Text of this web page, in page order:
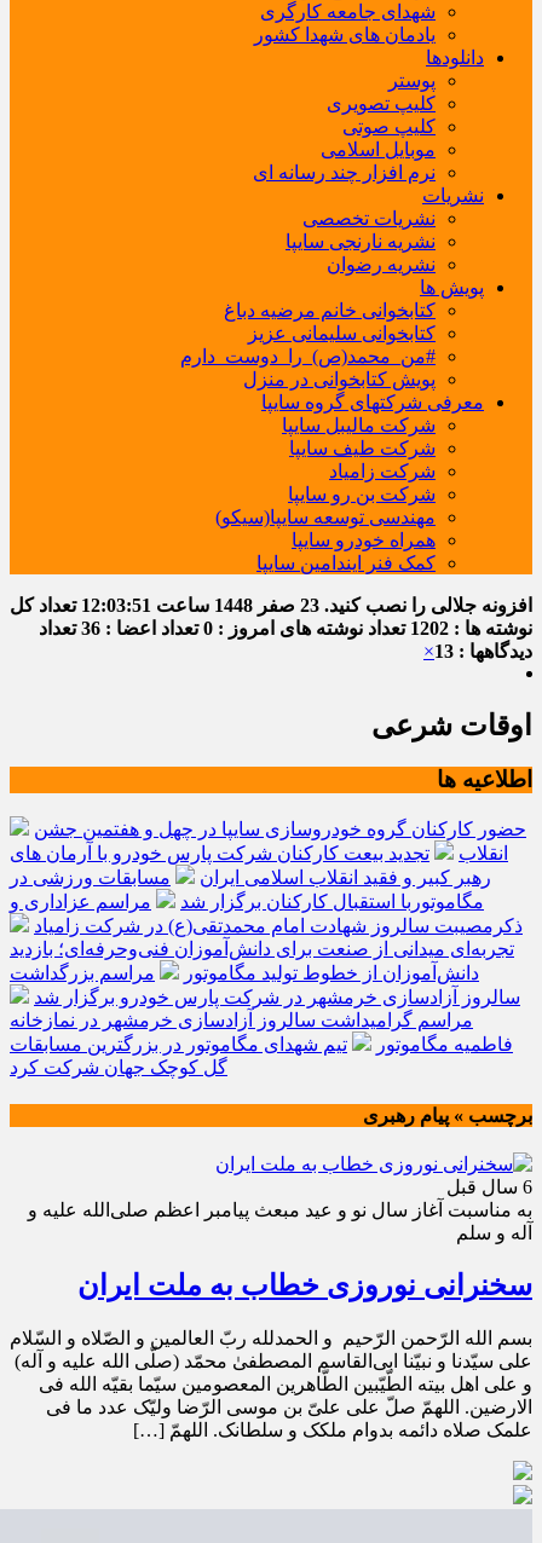
شهدای جامعه کارگری
یادمان های شهدا کشور
دانلودها
پوستر
کلیپ تصویری
کلیپ صوتی
موبایل اسلامی
نرم افزار چند رسانه ای
نشریات
نشریات تخصصی
نشریه نارنجی سایپا
نشریه رضوان
پویش ها
کتابخوانی خانم مرضیه دباغ
کتابخوانی سلیمانی عزیز
#من_محمد(ص)_را_دوست_دارم
پویش کتابخوانی در منزل
معرفی شرکتهای گروه سایپا
شرکت مالیبل سایپا
شرکت طیف سایپا
شرکت زامیاد
شرکت بن رو سایپا
مهندسی توسعه سایپا(سیکو)
همراه خودرو سایپا
کمک فنر ایندامین سایپا
افزونه جلالی را نصب کنید. 23 صفر 1448 ساعت 12:03:51 تعداد کل
نوشته ها : 1202
تعداد نوشته های امروز : 0 تعداد اعضا : 36
تعداد
دیدگاهها : 13
×
اوقات شرعی
اطلاعیه ها
حضور کارکنان گروه خودروسازی سایپا در چهل و هفتمین جشن
انقلاب
تجدید بیعت کارکنان شرکت پارس خودرو با آرمان های
رهبر کبیر و فقید انقلاب اسلامی ایران
مسابقات ورزشی در
مگاموتوربا استقبال کارکنان برگزار شد
مراسم عزاداری و
ذکرمصیبت سالروز شهادت امام محمدتقی(ع) در شرکت زامیاد
تجربه‌ای میدانی از صنعت برای دانش‌آموزان فنی‌وحرفه‌ای؛ بازدید
دانش‌آموزان از خطوط تولید مگاموتور
مراسم بزرگداشت
سالروز آزادسازی خرمشهر در شرکت پارس خودرو برگزار شد
مراسم گرامیداشت سالروز آزادسازی خرمشهر در نمازخانه
فاطمیه مگاموتور
تیم شهدای مگاموتور در بزرگترین مسابقات
گل کوچک جهان شرکت کرد
برچسب » پیام رهبری
6 سال قبل
به مناسبت آغاز سال نو و عید مبعث پیامبر اعظم صلی‌الله علیه و
آله و سلم
سخنرانی نوروزی خطاب به ملت ایران
بسم الله الرّحمن الرّحیم و الحمدلله ربّ العالمین و الصّلاه و السّلام
علی سیّدنا و نبیّنا ابی‌القاسم المصطفیٰ محمّد (صلّی الله علیه و آله)
و علی اهل بیته الطّیّبین الطّاهرین المعصومین سیّما بقیّه الله فی
الارضین. اللهمّ صلّ علی علیّ بن موسی الرّضا ولیّک عدد ما فی
علمک صلاه دائمه بدوام ملکک و سلطانک. اللهمّ […]